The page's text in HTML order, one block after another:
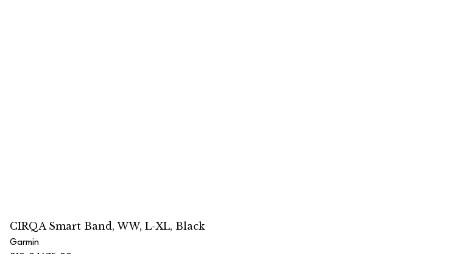
CIRQA Smart Band, WW, L-XL, Black
Garmin